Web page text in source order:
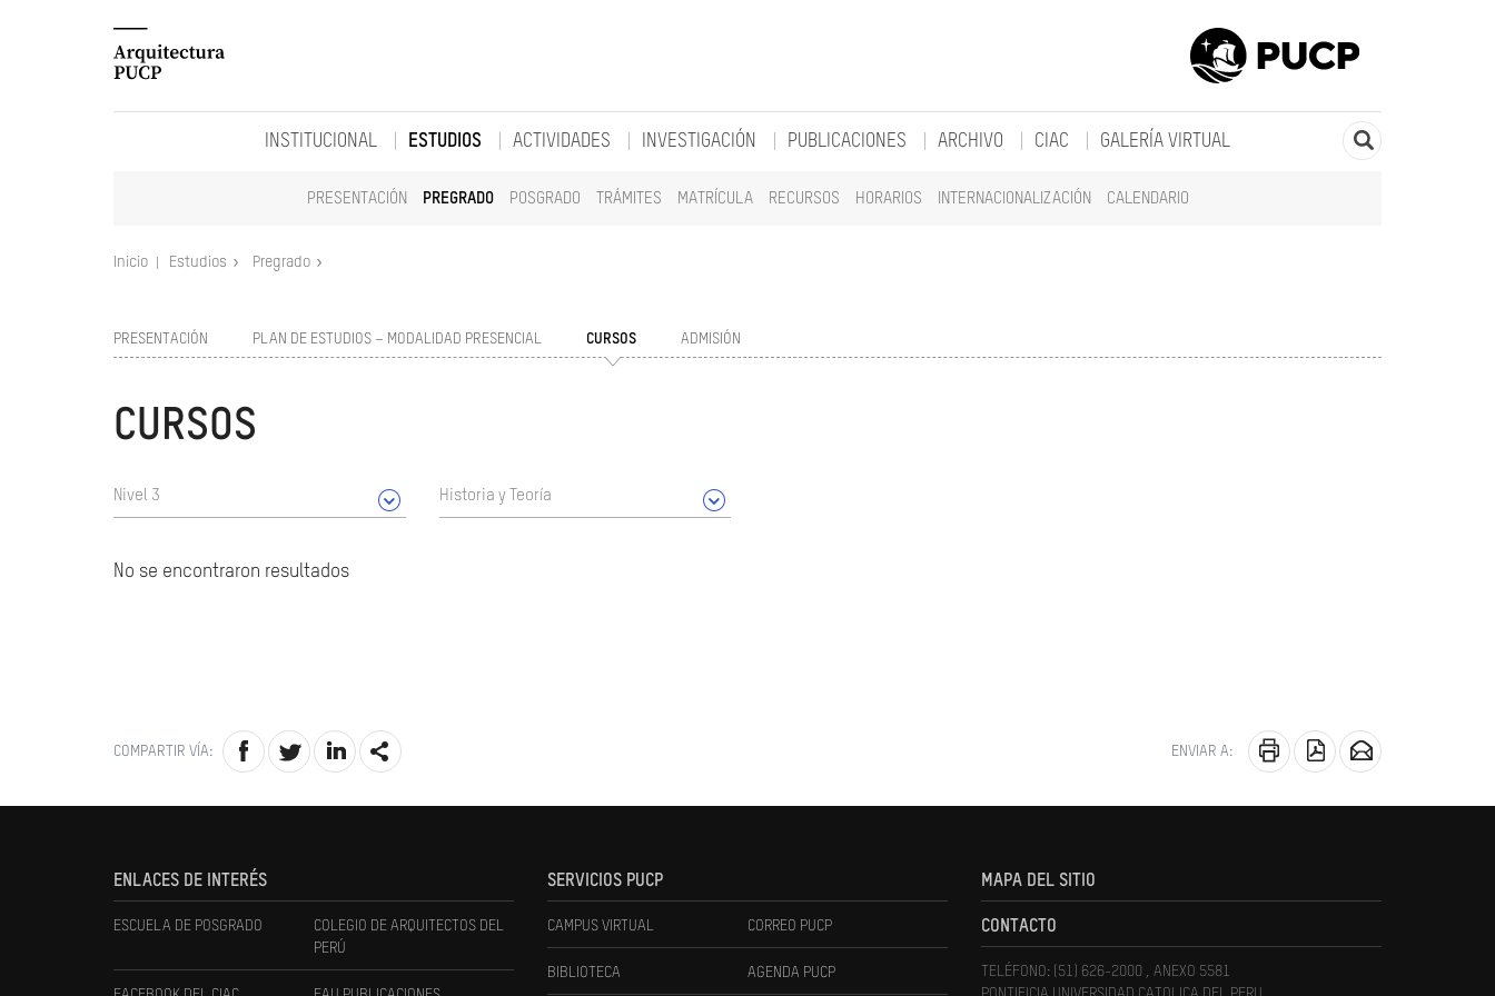
INSTITUCIONAL ESTUDIOS
PRESENTACIÓN PREGRADO POSGRADO TRÁMITES MATRÍCULA RECURSOS HORARIOS INTERNACIONALIZACIÓN CALENDARIO
ACTIVIDADES INVESTIGACIÓN PUBLICACIONES ARCHIVO CIAC GALERÍA VIRTUAL
Inicio Estudios Pregrado
PRESENTACIÓN PLAN DE ESTUDIOS – MODALIDAD PRESENCIAL CURSOS ADMISIÓN
CURSOS
Nivel 3 Historia y Teoría
No se encontraron resultados
COMPARTIR VÍA: ENVIAR A:
ENLACES DE INTERÉS
ESCUELA DE POSGRADO
COLEGIO DE ARQUITECTOS DEL
PERÚ
SERVICIOS PUCP
CAMPUS VIRTUAL CORREO PUCP
BIBLIOTECA AGENDA PUCP
MAPA DEL SITIO
CONTACTO
TELÉFONO: (51) 626-2000 , ANEXO 5581